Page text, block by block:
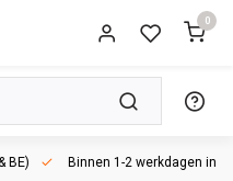
0
BE) Binnen 1-2 werkdagen in